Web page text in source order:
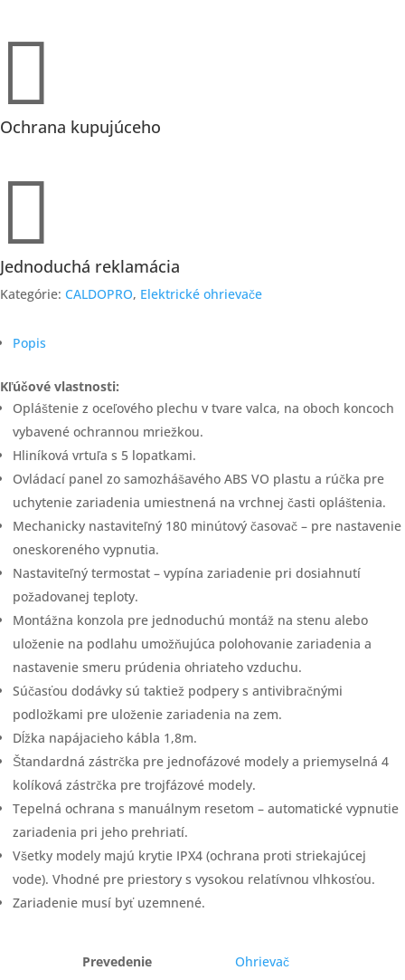

Ochrana kupujúceho

Jednoduchá reklamácia
Kategórie: CALDOPRO, Elektrické ohrievače
Popis
Kľúčové vlastnosti:
Opláštenie z oceľového plechu v tvare valca, na oboch koncoch
vybavené ochrannou mriežkou.
Hliníková vrtuľa s 5 lopatkami.
Ovládací panel zo samozhášavého ABS VO plastu a rúčka pre
uchytenie zariadenia umiestnená na vrchnej časti opláštenia.
Mechanicky nastaviteľný 180 minútový časovač – pre nastavenie
oneskoreného vypnutia.
Nastaviteľný termostat – vypína zariadenie pri dosiahnutí
požadovanej teploty.
Montážna konzola pre jednoduchú montáž na stenu alebo
uloženie na podlahu umožňujúca polohovanie zariadenia a
nastavenie smeru prúdenia ohriateho vzduchu.
Súčasťou dodávky sú taktiež podpery s antivibračnými
podložkami pre uloženie zariadenia na zem.
Dĺžka napájacieho kábla 1,8m.
Štandardná zástrčka pre jednofázové modely a priemyselná 4
kolíková zástrčka pre trojfázové modely.
Tepelná ochrana s manuálnym resetom – automatické vypnutie
zariadenia pri jeho prehriatí.
Všetky modely majú krytie IPX4 (ochrana proti striekajúcej
vode). Vhodné pre priestory s vysokou relatívnou vlhkosťou.
Zariadenie musí byť uzemnené.
Prevedenie Ohrievač